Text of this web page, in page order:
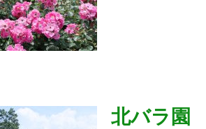
北バラ園